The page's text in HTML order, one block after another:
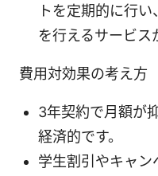
トを定期的に行
を行えるサービス
費用対効果の考え方
3年契約で月額が
経済的です。
学生割引やキャン